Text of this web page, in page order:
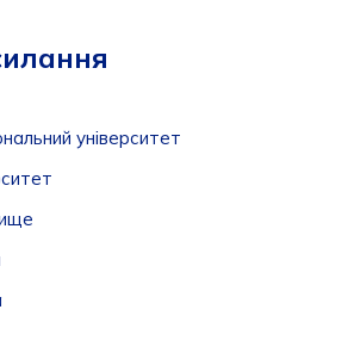
університет